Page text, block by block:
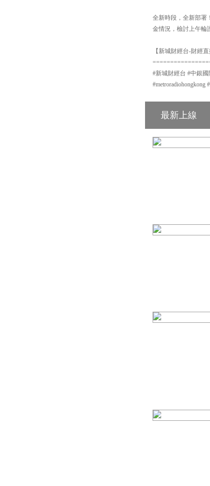
全新時段，全新部署
金情況，檢討上午輪
【新城財經台-財經
#新城財經台 #中銀國
最新上線